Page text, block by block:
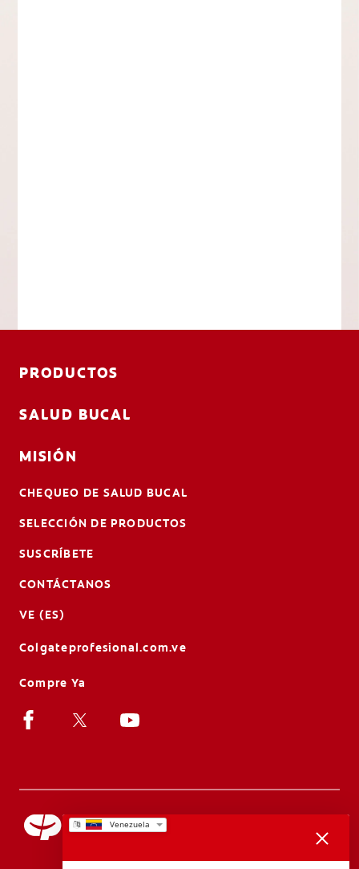
PRODUCTOS
SALUD BUCAL
MISIÓN
CHEQUEO DE SALUD BUCAL
SELECCIÓN DE PRODUCTOS
SUSCRÍBETE
CONTÁCTANOS
VE (ES)
Colgateprofesional.com.ve
Compre Ya